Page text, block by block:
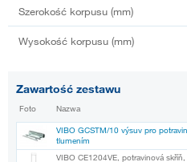
Szerokość korpusu (mm)
Wysokość korpusu (mm)
Zawartość zestawu
Foto Nazwa
VIBO GCSTM/10 výsuv pro
tlumením
VIBO CE1204VE, potravinová